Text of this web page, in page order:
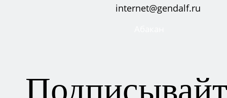
internet@gendalf.ru